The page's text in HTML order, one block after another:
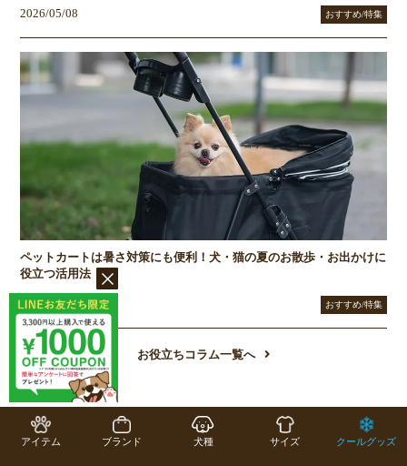
アイテム ブランド 犬種 サイズ クールグッズ
2026/05/08 おすすめ/特集
ペットカートは暑さ対策にも便利！犬・猫の夏のお散歩・お出かけに
役立つ活用法
2026/04/01 おすすめ/特集
お役立ちコラム一覧へ